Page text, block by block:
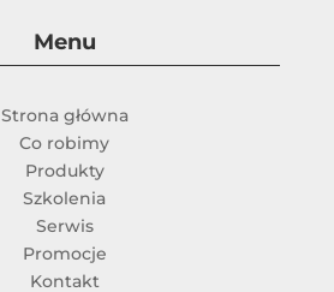
Menu
Strona główna
Co robimy
Produkty
Szkolenia
Serwis
Promocje
Kontakt